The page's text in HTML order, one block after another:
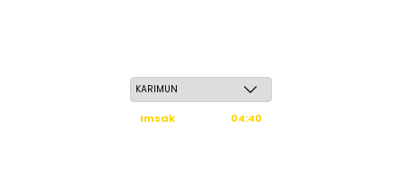
Imsak
04:40